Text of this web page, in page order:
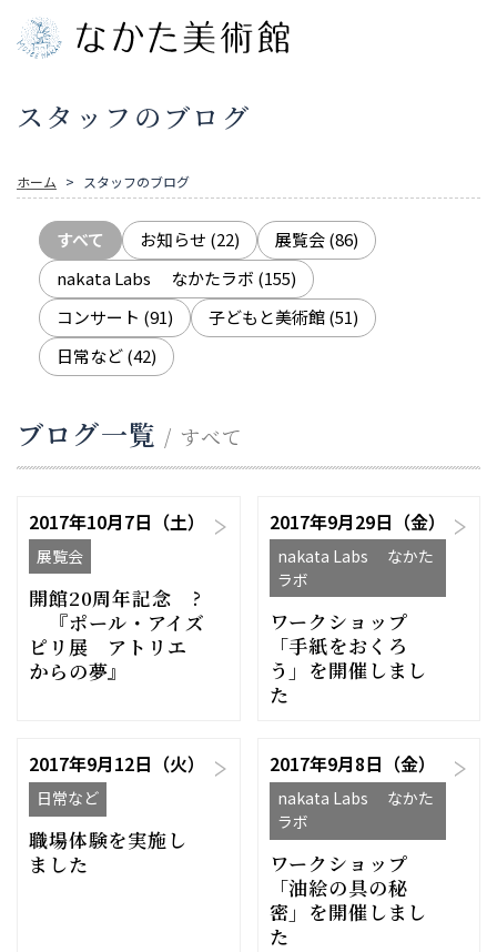
スタッフのブログ
ホーム スタッフのブログ
すべて お知らせ (22) 展覧会(86)
nakata Labs なかたラボ (155)
コンサート (91) 子どもと美術館(51)
日常など(42)
ブログ一覧 / すべて
2017年10月7日（土）
展覧会
開館20周年記念 ?
『ポール・アイズ
ピリ展 アトリエ
からの夢』
2017年9月29日（金）
nakata Labs なかた
ラボ
ワークショップ
「手紙をおくろ
う」を開催しまし
た
2017年9月12日（火）
日常など
職場体験を実施し
ました
2017年9月8日（金）
nakata Labs なかた
ラボ
ワークショップ
「油絵の具の秘
密」を開催しまし
た